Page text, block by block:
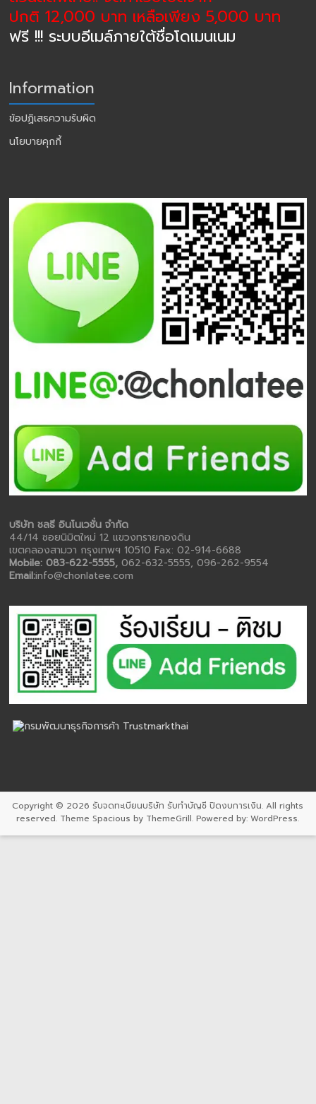
ปกติ 12,000 บาท เหลือเพียง 5,000 บาท
ฟรี !!! ระบบอีเมล์ภายใต้ชื่อโดเมนเนม
Information
ข้อปฏิเสธความรับผิด
นโยบายคุกกี้
บริษัท ชลธี อินโนเวชั่น จำกัด
44/14 ซอยนิมิตใหม่ 12 แขวงทรายกองดิน
เขตคลองสามวา กรุงเทพฯ 10510 Fax: 02-914-6688
Mobile: 083-622-5555,062-632-5555, 096-262-9554
Email:info@chonlatee.com
Copyright © 2026 รับจดทะเบียนบริษัท รับทำบัญชี ปิดงบการเงิน. All rights
reserved. ThemeSpacious by ThemeGrill. Powered by:WordPress.